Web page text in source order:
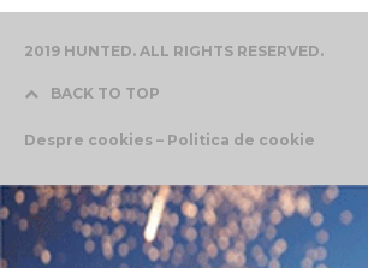
2019 HUNTED. ALL RIGHTS RESERVED.
BACK TO TOP
Despre cookies – Politica de cookie